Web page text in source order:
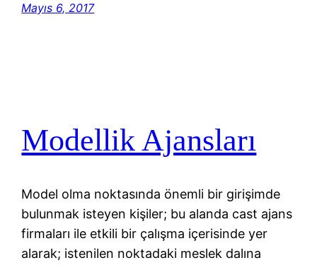
Mayıs 6, 2017
Modellik Ajansları
Model olma noktasında önemli bir girişimde
bulunmak isteyen kişiler; bu alanda cast ajans
firmaları ile etkili bir çalışma içerisinde yer
alarak; istenilen noktadaki meslek dalına